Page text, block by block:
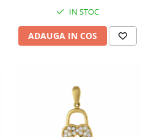
IN STOC
ADAUGA IN COS